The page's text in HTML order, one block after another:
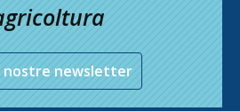
nostre newsletter